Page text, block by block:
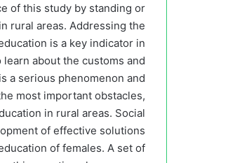
of this study by standing or
rural areas. Addressing the
is a key indicator in
about the customs and
a serious phenomenon and
most important obstacles,
in rural areas. Social
of effective solutions
of females. A set of